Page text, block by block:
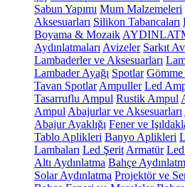
Sabun Yapımı Mum Malzemeleri
Aksesuarları Silikon Tabancaları
Boyama & Mozaik
Aydınlatmaları Avizeler Sarkıt
Lambaderler ve Aksesuarları
Lambader Ayağı Spotlar
Tavan Spotlar Ampuller Led
Tasarruflu Ampul Rustik Ampul
Ampul Abajurlar ve Aksesuarları
Abajur Ayaklığı Fener ve
Tablo Aplikleri Banyo Aplikleri
Lambaları Led Şerit Armatür
Altı Aydınlatma Bahçe
Solar Aydınlatma Projektör ve